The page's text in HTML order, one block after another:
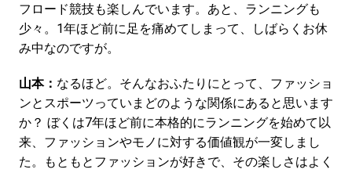
フロード競技も楽しんでいます。あと、ランニングも
少々。1年ほど前に足を痛めてしまって、しばらくお休
み中なのですが。
山本： なるほど。そんなおふたりにとって、ファッショ
ンとスポーツっていまどのような関係にあると思います
か？ ぼくは7年ほど前に本格的にランニングを始めて以
来、ファッションやモノに対する価値観が一変しまし
た。もともとファッションが好きで、その楽しさはよく